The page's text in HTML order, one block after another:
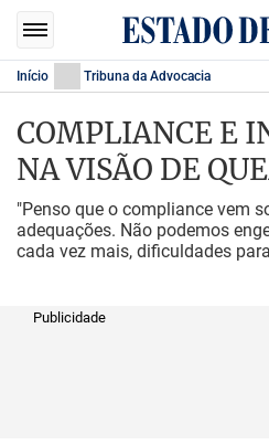
Início Tribuna da Advocacia
COMPLIANCE E
NA VISÃO DE
"Penso que o compliance vem
adequações. Não podemos
cada vez mais, dificuldades
Publicidade